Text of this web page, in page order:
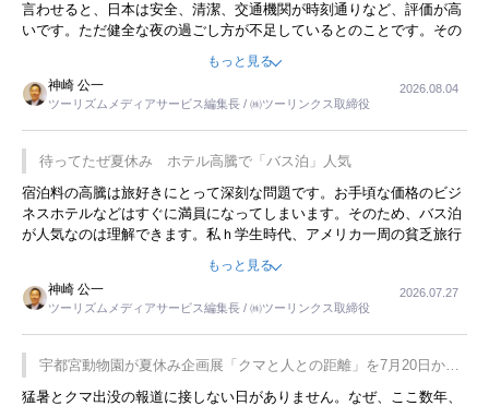
言わせると、日本は安全、清潔、交通機関が時刻通りなど、評価が高
いです。ただ健全な夜の過ごし方が不足しているとのことです。その
ような意味で、金曜夜にこのようなイベントが行われれば、日本人に
限らず外国人にとっても楽しみが増えるでしょうね。
もっと見る
神崎 公一
ツーリズムメディアサービス編集長 / ㈱ツーリンクス取締役
2026.08.04
待ってたぜ夏休み ホテル高騰で「バス泊」人気
宿泊料の高騰は旅好きにとって深刻な問題です。お手頃な価格のビジ
ネスホテルなどはすぐに満員になってしまいます。そのため、バス泊
が人気なのは理解できます。私ｈ学生時代、アメリカ一周の貧乏旅行
をした時は、移動はグレイハウンドバスでした。夕方から夜の便を利
用してホテル代を浮かせていました。ただし、若いからできたことで
す。若い人が夜行バスで京都に行った、青森に行ったと聞くと、疲れ
が残らないのかなと思ってしまいます。
もっと見る
神崎 公一
ツーリズムメディアサービス編集長 / ㈱ツーリンクス取締役
2026.07.27
宇都宮動物園が夏休み企画展「クマと人との距離」を7月20日から
開催
猛暑とクマ出没の報道に接しない日がありません。なぜ、ここ数年、